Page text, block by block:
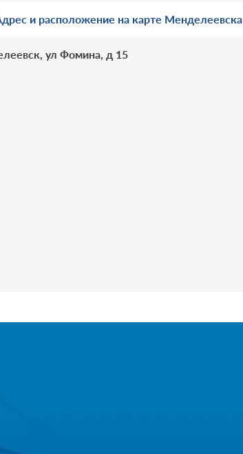
и расположение на карте Менделеевска
ул Фомина, д 15